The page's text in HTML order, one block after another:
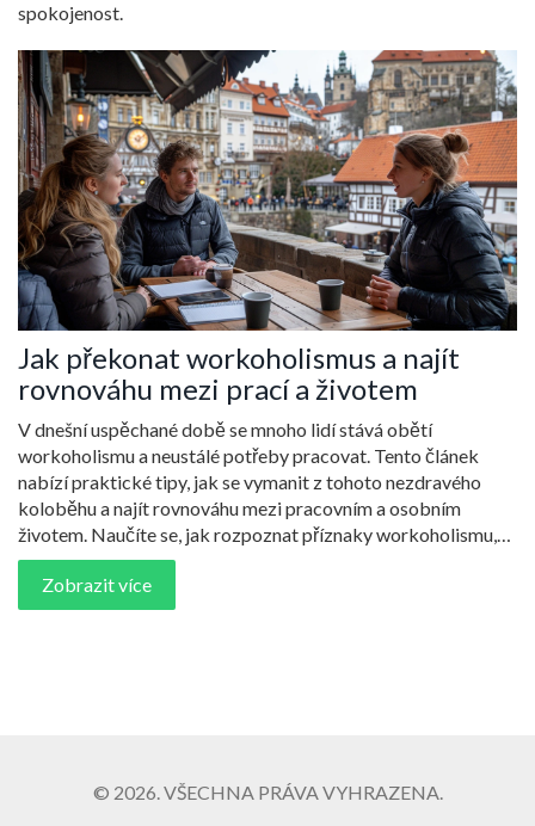
spokojenost.
Jak překonat workoholismus a najít
rovnováhu mezi prací a životem
V dnešní uspěchané době se mnoho lidí stává obětí
workoholismu a neustálé potřeby pracovat. Tento článek
nabízí praktické tipy, jak se vymanit z tohoto nezdravého
koloběhu a najít rovnováhu mezi pracovním a osobním
životem. Naučíte se, jak rozpoznat příznaky workoholismu,
proč je důležité odpočívat a jak efektivně řídit svůj čas.
Zobrazit více
© 2026. VŠECHNA PRÁVA VYHRAZENA.